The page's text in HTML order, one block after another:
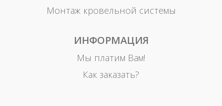
Монтаж кровельной системы
ИНФОРМАЦИЯ
Мы платим Вам!
Как заказать?